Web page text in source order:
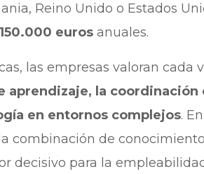
Reino Unido o Estados
eurosanuales.
las empresas valoran cada
aprendizaje, la
en entornos complejos.
combinación de
decisivo para la